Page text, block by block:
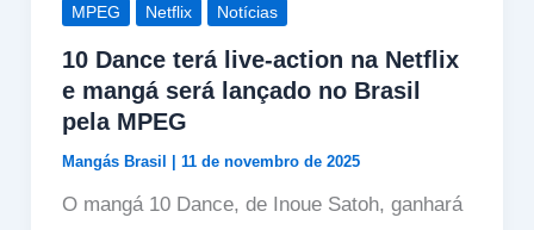
MPEG Netflix Notícias
10 Dance terá live-action na Netflix
e mangá será lançado no Brasil
pela MPEG
Mangás Brasil 11 de novembro de 2025
O mangá 10 Dance, de Inoue Satoh, ganhará